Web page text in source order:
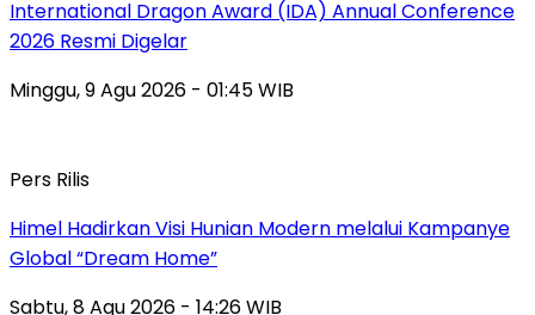
International Dragon Award (IDA) Annual Conference
2026 Resmi Digelar
Minggu, 9 Agu 2026 - 01:45 WIB
Pers Rilis
Himel Hadirkan Visi Hunian Modern melalui Kampanye
Global “Dream Home”
Sabtu, 8 Agu 2026 - 14:26 WIB